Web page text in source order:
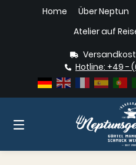
Home Über Neptun
Atelier auf
Hotline: +49 -